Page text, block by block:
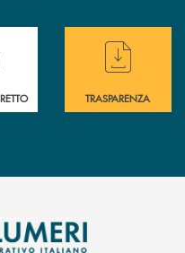
di assistenza immediata ?
Hai bisogno di
TRASPARENZA